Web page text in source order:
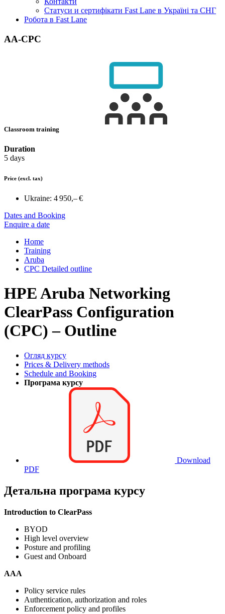
Статуси и сертифікати Fast Lane в Україні та СНГ
Робота в Fast Lane
AA-CPC
Classroom training
Duration
5 days
Price (excl. tax)
Ukraine: 4 950,– €
Dates and Booking
Enquire a date
Home
Training
Aruba
CPC Detailed outline
HPE Aruba Networking
ClearPass Configuration
(CPC) – Outline
Огляд курсу
Prices & Delivery methods
Schedule and Booking
Програма курсу
Download
PDF
Детальна програма курсу
Introduction to ClearPass
BYOD
High level overview
Posture and profiling
Guest and Onboard
AAA
Policy service rules
Authentication, authorization and roles
Enforcement policy and profiles